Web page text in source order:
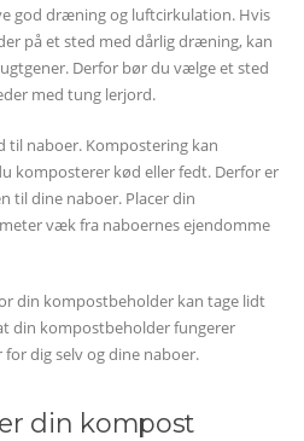
god dræning og luftcirkulation. Hvis
på et sted med dårlig dræning, kan
Derfor bør du vælge et sted
med tung lerjord.
til naboer. Kompostering kan
komposterer kød eller fedt. Derfor er
til dine naboer. Placer din
væk fra naboernes ejendomme
din kompostbeholder kan tage lidt
din kompostbeholder fungerer
dig selv og dine naboer.
din kompost